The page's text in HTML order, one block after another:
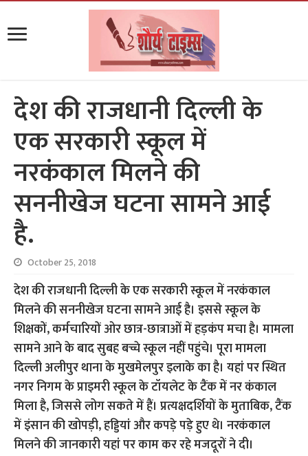
देश की राजधानी दिल्ली के
एक सरकारी स्कूल में
नरकंकाल मिलने की
सननीखेज घटना सामने आई
है.
October 25, 2018
देश की राजधानी दिल्ली के एक सरकारी स्कूल में नरकंकाल
मिलने की सननीखेज घटना सामने आई है। इससे स्कूल के
शिक्षकों, कर्मचारियों ओर छात्र-छात्राओं में हड़कंप मचा है। मामला
सामने आने के बाद सुबह बच्चे स्कूल नहीं पहुंचे। पूरा मामला
दिल्ली अलीपुर थाना के मुखमेलपुर इलाके का है। यहां पर स्थित
नगर निगम के प्राइमरी स्कूल के टॉयलेट के टैंक में नर कंकाल
मिला है, जिससे लोग सकते में हैं। प्रत्यक्षदर्शियों के मुताबिक, टैंक
में इंसान की खोपड़ी, हड्डियां और कपड़े पड़े हुए थे। नरकंकाल
मिलने की जानकारी यहां पर काम कर रहे मजदूरों ने दी।